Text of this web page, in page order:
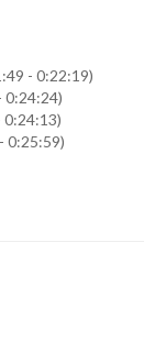
- 0:22:19)
0:24:24)
0:24:13)
0:25:59)